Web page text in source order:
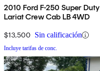
2010 Ford F-250 Super Duty
Lariat Crew Cab LB 4WD
$13,500 Sin calificación
Incluye tarifas de conc.